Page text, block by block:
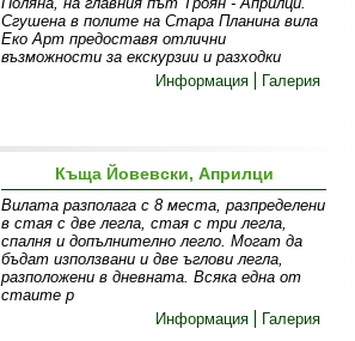
Сгушена в полите на Стара Планина вила
Еко Арт предоставя отлични
възможности за екскурзии и разходки
Информация
Галерия
Къща Йовевски, Априлци
Вилата разполага с 8 места, разпределени
в стая с две легла, стая с три легла,
спалня и допълнително легло. Могат да
бъдат използвани и две ъглови легла,
разположени в дневната. Всяка една от
стаите р
Информация
Галерия